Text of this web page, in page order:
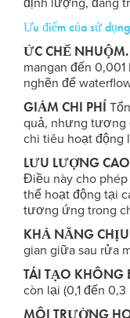
định lượng, đang
Ưu điểm của sử
ỨC CHẾ NHUỘM.
mangan đến
nghẽn để
GIẢM CHI PHÍ
quả, nhưng tương
chi tiêu hoạt động
LƯU LƯỢNG
Điều này cho
thể hoạt động tại
tương ứng trong
KHẢ NĂNG
gian giữa sau rửa
TÁI TẠO KHÔNG
còn lại (0,1 đến
MÔI TRƯỜNG